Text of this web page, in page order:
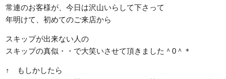
常連のお客様が、今日は沢山いらして下さって
年明けて、初めてのご来店から
スキップが出来ない人の
スキップの真似・・で大笑いさせて頂きました＾0＾＊
↑ もしかしたら